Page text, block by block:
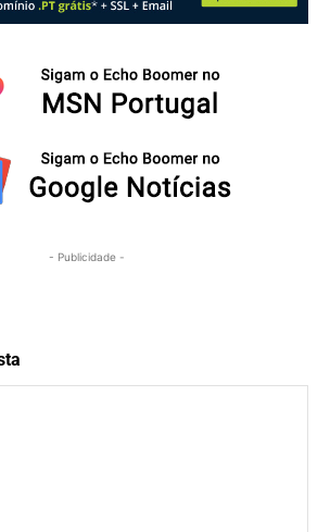
- Publicidade -